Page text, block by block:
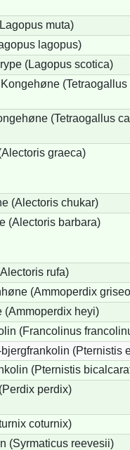
muta)
lagopus)
(Lagopus scotica)
(Tetraogallus
graeca)
(Alectoris chukar)
(Alectoris barbara)
rufa)
(Ammoperdix
heyi)
(Francolinus
(Pternistis
(Pternistis
perdix)
coturnix)
(Syrmaticus reevesii)